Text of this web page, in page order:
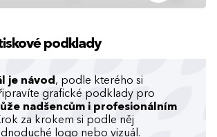
podklady
je návod , podle kterého si
grafické podklady pro
nadšencům i profesionálním
za krokem si podle něj
logo nebo vizuál.